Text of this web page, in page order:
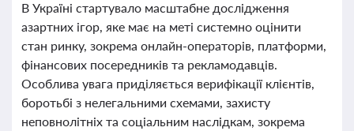
В Україні стартувало масштабне дослідження
азартних ігор, яке має на меті системно оцінити
стан ринку, зокрема онлайн-операторів, платформи,
фінансових посередників та рекламодавців.
Особлива увага приділяється верифікації клієнтів,
боротьбі з нелегальними схемами, захисту
неповнолітніх та соціальним наслідкам, зокрема